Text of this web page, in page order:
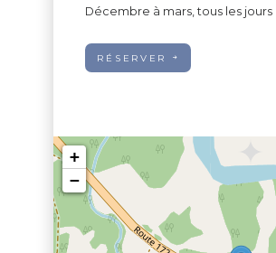
Décembre à mars, tous les jours
RÉSERVER
+
−